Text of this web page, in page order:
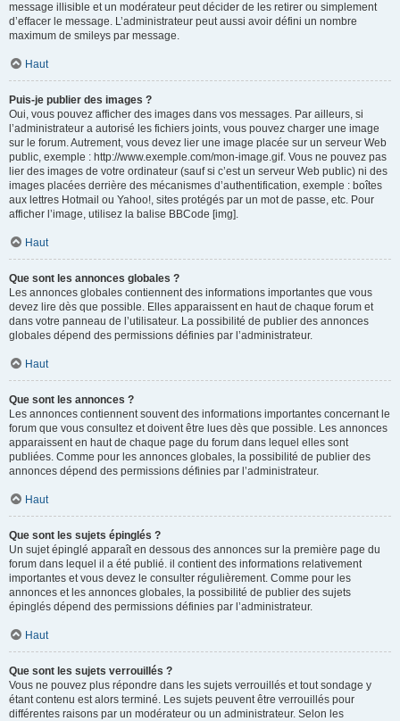
message illisible et un modérateur peut décider de les retirer ou simplement
d’effacer le message. L’administrateur peut aussi avoir défini un nombre
maximum de smileys par message.
Haut
Puis-je publier des images ?
Oui, vous pouvez afficher des images dans vos messages. Par ailleurs, si
l’administrateur a autorisé les fichiers joints, vous pouvez charger une image
sur le forum. Autrement, vous devez lier une image placée sur un serveur Web
public, exemple : http://www.exemple.com/mon-image.gif. Vous ne pouvez pas
lier des images de votre ordinateur (sauf si c’est un serveur Web public) ni des
images placées derrière des mécanismes d’authentification, exemple : boîtes
aux lettres Hotmail ou Yahoo!, sites protégés par un mot de passe, etc. Pour
afficher l’image, utilisez la balise BBCode [img].
Haut
Que sont les annonces globales ?
Les annonces globales contiennent des informations importantes que vous
devez lire dès que possible. Elles apparaissent en haut de chaque forum et
dans votre panneau de l’utilisateur. La possibilité de publier des annonces
globales dépend des permissions définies par l’administrateur.
Haut
Que sont les annonces ?
Les annonces contiennent souvent des informations importantes concernant le
forum que vous consultez et doivent être lues dès que possible. Les annonces
apparaissent en haut de chaque page du forum dans lequel elles sont
publiées. Comme pour les annonces globales, la possibilité de publier des
annonces dépend des permissions définies par l’administrateur.
Haut
Que sont les sujets épinglés ?
Un sujet épinglé apparaît en dessous des annonces sur la première page du
forum dans lequel il a été publié. il contient des informations relativement
importantes et vous devez le consulter régulièrement. Comme pour les
annonces et les annonces globales, la possibilité de publier des sujets
épinglés dépend des permissions définies par l’administrateur.
Haut
Que sont les sujets verrouillés ?
Vous ne pouvez plus répondre dans les sujets verrouillés et tout sondage y
étant contenu est alors terminé. Les sujets peuvent être verrouillés pour
différentes raisons par un modérateur ou un administrateur. Selon les